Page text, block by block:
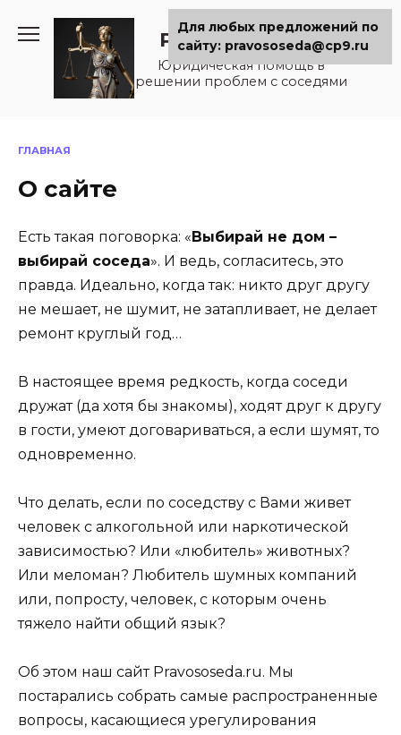
содержанию
Pravososeda.ru
Юридическая помощь в
решении проблем с соседями
ГЛАВНАЯ
О сайте
Есть такая поговорка: «Выбирай не дом –
выбирай соседа». И ведь, согласитесь, это
правда. Идеально, когда так: никто друг другу
не мешает, не шумит, не затапливает, не делает
ремонт круглый год…
В настоящее время редкость, когда соседи
дружат (да хотя бы знакомы), ходят друг к другу
в гости, умеют договариваться, а если шумят, то
одновременно.
Что делать, если по соседству с Вами живет
человек с алкогольной или наркотической
зависимостью? Или «любитель» животных?
Или меломан? Любитель шумных компаний
или, попросту, человек, с которым очень
тяжело найти общий язык?
Об этом наш сайт Pravososeda.ru. Мы
постарались собрать самые распространенные
вопросы, касающиеся урегулирования
Для любых предложений по
сайту: pravososeda@cp9.ru